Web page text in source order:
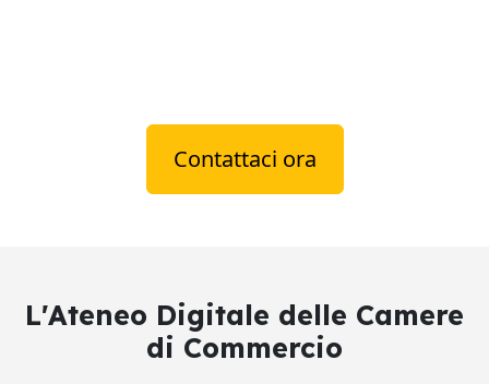
Contattaci ora
L'Ateneo Digitale delle Camere
di Commercio